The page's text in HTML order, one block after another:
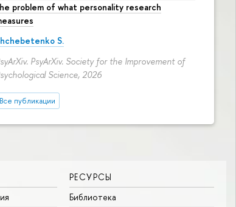
problem of what personality research
S.
PsyArXiv. Society for the Improvement of
Science, 2026
Все публикации
РЕСУРСЫ
Библиотека